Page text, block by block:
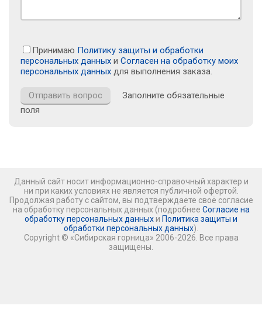
Принимаю Политику защиты и обработки
персональных данных и Согласен на обработку моих
персональных данных для выполнения заказа.
Заполните обязательные
поля
Данный сайт носит информационно-справочный характер и
ни при каких условиях не является публичной офертой.
Продолжая работу с сайтом, вы подтверждаете своё согласие
на обработку персональных данных (подробнее Согласие на
обработку персональных данных и Политика защиты и
обработки персональных данных).
Copyright © «Сибирская горница» 2006-2026. Все права
защищены.